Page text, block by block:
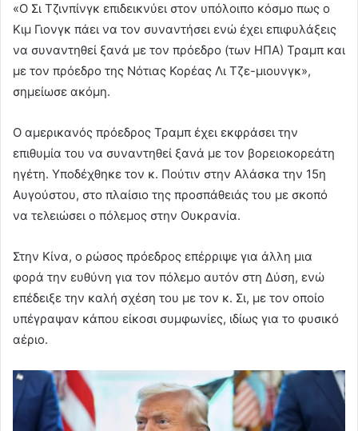
«Ο Σι Τζινπίνγκ επιδεικνύει στον υπόλοιπο κόσμο πως ο
Κιμ Γιονγκ πάει να τον συναντήσει ενώ έχει επιφυλάξεις
να συναντηθεί ξανά με τον πρόεδρο (των ΗΠΑ) Τραμπ και
με τον πρόεδρο της Νότιας Κορέας Λι Τζε-μιουνγκ»,
σημείωσε ακόμη.
Ο αμερικανός πρόεδρος Τραμπ έχει εκφράσει την
επιθυμία του να συναντηθεί ξανά με τον βορειοκορεάτη
ηγέτη. Υποδέχθηκε τον κ. Πούτιν στην Αλάσκα την 15η
Αυγούστου, στο πλαίσιο της προσπάθειάς του με σκοπό
να τελειώσει ο πόλεμος στην Ουκρανία.
Στην Κίνα, ο ρώσος πρόεδρος επέρριψε για άλλη μια
φορά την ευθύνη για τον πόλεμο αυτόν στη Δύση, ενώ
επέδειξε την καλή σχέση του με τον κ. Σι, με τον οποίο
υπέγραψαν κάπου είκοσι συμφωνίες, ιδίως για το φυσικό
αέριο.